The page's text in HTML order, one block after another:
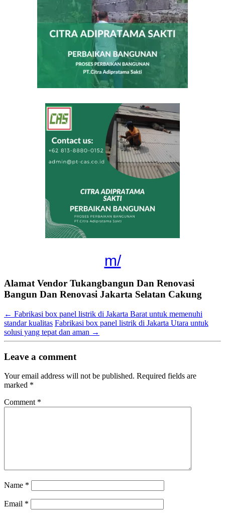
m/
Alamat Vendor Tukangbangun Dan Renovasi
Bangun Dan Renovasi Jakarta Selatan Cakung
← Fabrikasi box panel listrik di Jakarta Barat untuk memenuhi
standar kualitas Fabrikasi box panel listrik di Jakarta Utara untuk
solusi yang tepat dan aman →
Leave a comment
Your email address will not be published. Required fields are
marked *
Comment *
Name *
Email *